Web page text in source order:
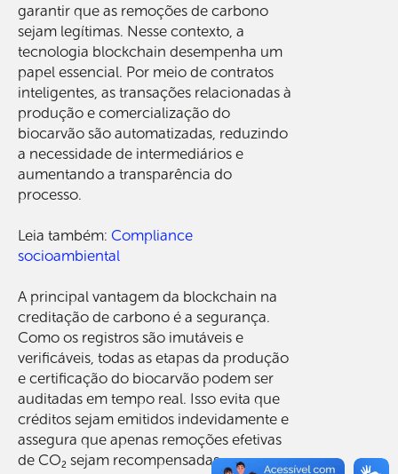
garantir que as remoções de carbono
sejam legítimas. Nesse contexto, a
tecnologia blockchain desempenha um
papel essencial. Por meio de contratos
inteligentes, as transações relacionadas à
produção e comercialização do
biocarvão são automatizadas, reduzindo
a necessidade de intermediários e
aumentando a transparência do
processo.
Leia também: Compliance
socioambiental
A principal vantagem da blockchain na
creditação de carbono é a segurança.
Como os registros são imutáveis e
verificáveis, todas as etapas da produção
e certificação do biocarvão podem ser
auditadas em tempo real. Isso evita que
créditos sejam emitidos indevidamente e
assegura que apenas remoções efetivas
de CO₂ sejam recompensadas.